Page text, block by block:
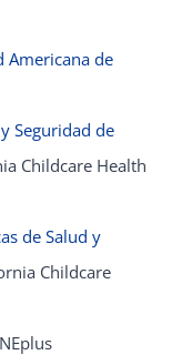
Americana de
Seguridad de
Childcare Health
de Salud y
Childcare